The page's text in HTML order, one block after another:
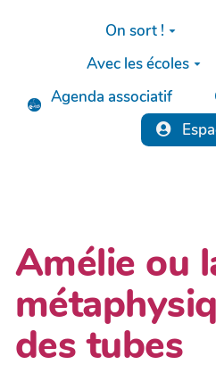
Aller au contenu principal
On sort !
Avec les écoles
Agenda associatif
Amélie ou
des tubes